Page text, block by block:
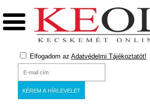
Elfogadom az Adatvédelmi Tájékoztatót!